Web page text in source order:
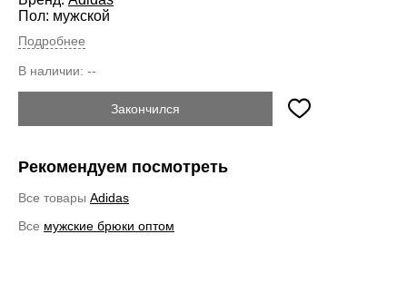
Пол: мужской
Подробнее
В наличии: --
Закончился
Рекомендуем посмотреть
Все товары Adidas
Все мужские брюки оптом